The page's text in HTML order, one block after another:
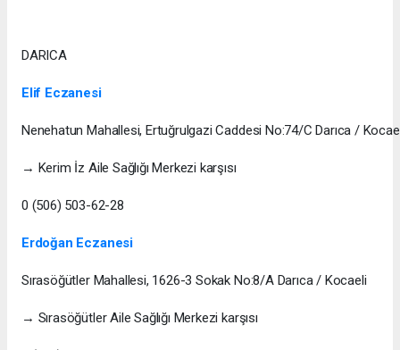
DARICA
Elif Eczanesi
Nenehatun Mahallesi, Ertuğrulgazi Caddesi No:74/C Darıca /
→ Kerim İz Aile Sağlığı Merkezi karşısı
0 (506) 503-62-28
Erdoğan Eczanesi
Sırasöğütler Mahallesi, 1626-3 Sokak No:8/A Darıca / Kocaeli
→ Sırasöğütler Aile Sağlığı Merkezi karşısı